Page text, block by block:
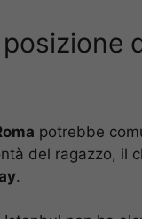
potrebbe
del ragazzo, il
.